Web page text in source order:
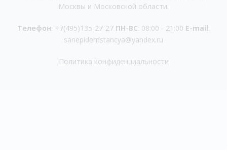
Москвы и Московской области.
Телефон: +7(495)135-27-27 ПН-ВС: 08:00 - 21:00 E-mail:
sanepidemstancya@yandex.ru
Политика конфиденциальности